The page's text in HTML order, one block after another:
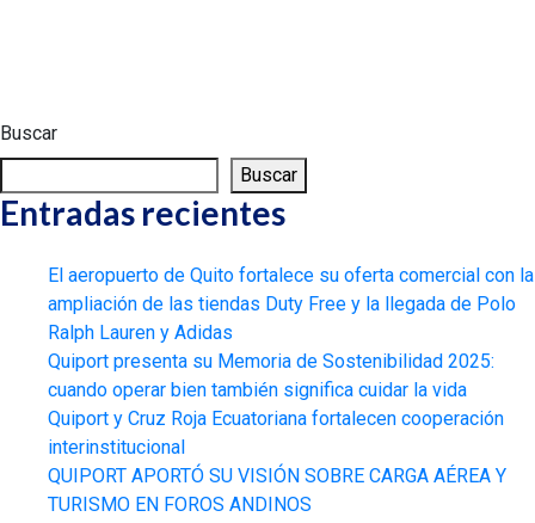
Buscar
Buscar
Entradas recientes
El aeropuerto de Quito fortalece su oferta comercial con la
ampliación de las tiendas Duty Free y la llegada de Polo
Ralph Lauren y Adidas
Quiport presenta su Memoria de Sostenibilidad 2025:
cuando operar bien también significa cuidar la vida
Quiport y Cruz Roja Ecuatoriana fortalecen cooperación
interinstitucional
QUIPORT APORTÓ SU VISIÓN SOBRE CARGA AÉREA Y
TURISMO EN FOROS ANDINOS